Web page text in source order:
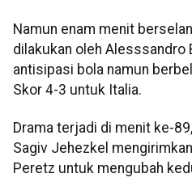
Namun enam menit
dilakukan oleh Alesssandro
antisipasi bola namun
Skor 4-3 untuk Italia.
Drama terjadi di menit ke-
Sagiv Jehezkel
Peretz untuk mengubah